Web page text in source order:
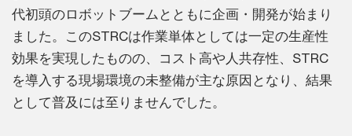
代初頭のロボットブームとともに企画・開発が始まり
ました。このSTRCは作業単体としては一定の生産性
効果を実現したものの、コスト高や人共存性、STRC
を導入する現場環境の未整備が主な原因となり、結果
として普及には至りませんでした。